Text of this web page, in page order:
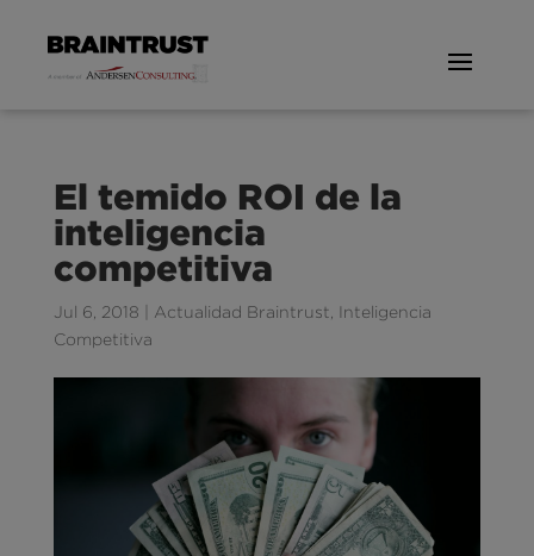
El temido ROI de la
inteligencia
competitiva
Jul 6, 2018 Actualidad Braintrust Inteligencia
Competitiva